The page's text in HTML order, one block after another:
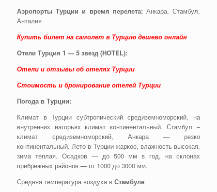
Аэропорты Турции и время перелета: Анкара, Стамбул,
Анталия
Купить билет на самолет в Турцию дешево онлайн
Отели Турция 1 — 5 звезд (HOTEL):
Отели и отзывы об отелях Турции
Стоимость и бронирование отелей Турции
Погода в Турции:
Климат в Турции субтропический средиземноморский, на
внутренних нагорьях климат континентальный. Стамбул –
климат средиземноморский, Анкара — резко
континентальный. Лето в Турции жаркое, влажность высокая,
зима теплая. Осадков — до 500 мм в год, на склонах
прибрежных районов — от 1000 до 3000 мм.
Средняя температура воздуха в Стамбуле